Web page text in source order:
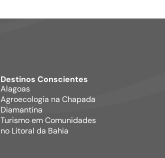
Destinos Conscientes
Alagoas
Agroecologia na Chapada
Diamantina
Turismo em Comunidades
no Litoral da Bahia